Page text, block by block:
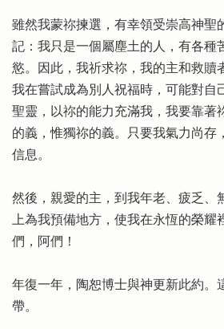
雖然我蒙祢揀選，有幸領受崇高神聖
記：我只是一個屬塵土的人，有各種
慾。因此，我祈求祢，我的主和救贖
我在嘗試成為別人祝福時，可能對自
聖靈，以祢的能力充滿我，我要靠著
的義，惟獨祢的義。只要我氣力尚存
信息。
然後，親愛的主，到我年老、疲乏、
上為我預備地方，使我在永恆的榮耀
們，阿們！
年復一年，陶恕博士與神更新此約。
帶。